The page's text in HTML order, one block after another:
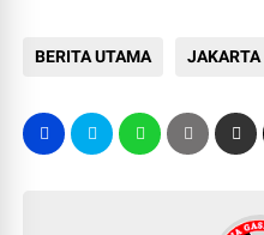
BERITA UTAMA JAKARTA